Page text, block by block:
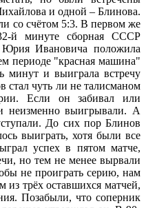
и одной – Блинова.
со счётом 5:3. В первом же
й минуте сборная СССР
Ивановича положила
периоде "красная машина"
минут и выиграла встречу
стал чуть ли не талисманом
Если он забивал или
неизменно выигрывали. А
До сих пор Блинов
выиграть, хотя были все
успех в пятом матче,
но тем не менее вырвали
не проиграть серию, нам
из трёх оставшихся матчей,
Позабыли, что соперник